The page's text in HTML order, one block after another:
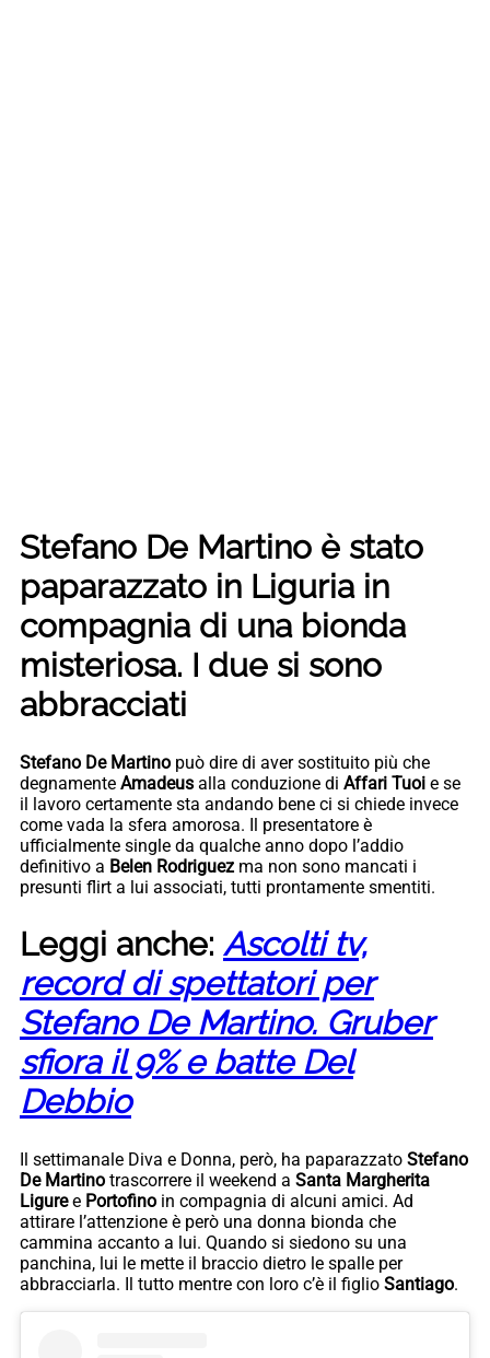
Stefano De Martino è stato
paparazzato in Liguria in
compagnia di una bionda
misteriosa. I due si sono
abbracciati
Stefano De Martino può dire di aver sostituito più che
degnamente Amadeus alla conduzione di Affari Tuoi e se
il lavoro certamente sta andando bene ci si chiede invece
come vada la sfera amorosa. Il presentatore è
ufficialmente single da qualche anno dopo l’addio
definitivo a Belen Rodriguez ma non sono mancati i
presunti flirt a lui associati, tutti prontamente smentiti.
Leggi anche: Ascolti tv,
record di spettatori per
Stefano De Martino. Gruber
sfiora il 9% e batte Del
Debbio
Il settimanale Diva e Donna, però, ha paparazzato Stefano
De Martino trascorrere il weekend a Santa Margherita
Liguree Portofino in compagnia di alcuni amici. Ad
attirare l’attenzione è però una donna bionda che
cammina accanto a lui. Quando si siedono su una
panchina, lui le mette il braccio dietro le spalle per
abbracciarla. Il tutto mentre con loro c’è il figlio Santiago.